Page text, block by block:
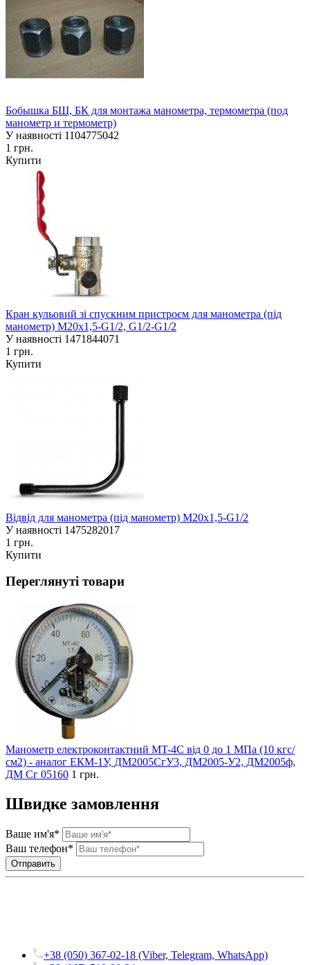
Бобышка БШ, БК для монтажа манометра, термометра (под
манометр и термометр)
У наявності 1104775042
1 грн.
Купити
Кран кульовий зі спускним пристроєм для манометра (під
манометр) М20х1,5-G1/2, G1/2-G1/2
У наявності 1471844071
1 грн.
Купити
Відвід для манометра (під манометр) М20х1,5-G1/2
У наявності 1475282017
1 грн.
Купити
Переглянуті товари
Манометр електроконтактний MT-4C від 0 до 1 МПа (10 кгс/
см2) - аналог ЕКM-1У, ДМ2005СгУ3, ДМ2005-У2, ДМ2005ф,
ДМ Сг 05160 1 грн.
Швидке замовлення
Ваше им'я*
Ваш телефон*
+38 (050) 367-02-18 (Viber, Telegram, WhatsApp)